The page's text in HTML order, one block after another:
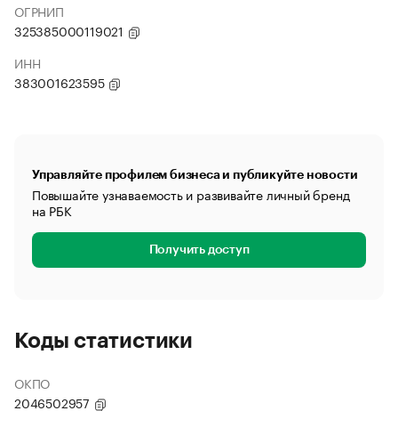
ОГРНИП
325385000119021
ИНН
383001623595
Управляйте профилем бизнеса и публикуйте новости
Повышайте узнаваемость и развивайте личный бренд
на РБК
Получить доступ
Коды статистики
ОКПО
2046502957